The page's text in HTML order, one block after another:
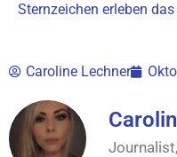
Sternzeichen erleben
Caroline Lechner